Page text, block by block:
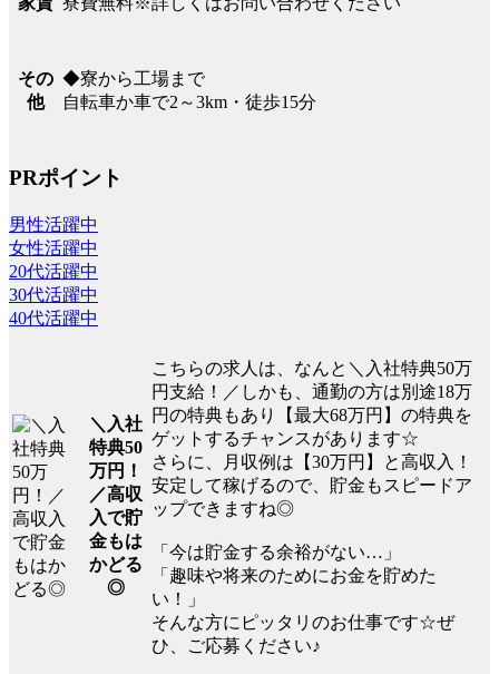
その
他
◆寮から工場まで
自転車か車で2～3km・徒歩15分
PRポイント
男性活躍中
女性活躍中
20代活躍中
30代活躍中
40代活躍中
＼入社
特典50
万円！
／高収
入で貯
金もは
かどる
◎
こちらの求人は、なんと＼入社特典50万
円支給！／しかも、通勤の方は別途18万
円の特典もあり【最大68万円】の特典を
ゲットするチャンスがあります☆
さらに、月収例は【30万円】と高収入！
安定して稼げるので、貯金もスピードア
ップできますね◎
「今は貯金する余裕がない…」
「趣味や将来のためにお金を貯めた
い！」
そんな方にピッタリのお仕事です☆ぜ
ひ、ご応募ください♪